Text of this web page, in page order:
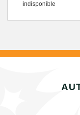
indisponible